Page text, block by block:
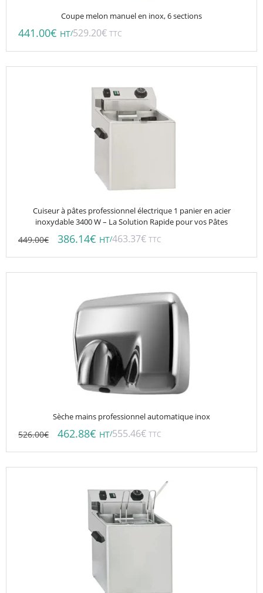
Coupe melon manuel en inox, 6 sections
441.00€ HT/529.20€ TTC
Cuiseur à pâtes professionnel électrique 1 panier en acier
inoxydable 3400 W – La Solution Rapide pour vos Pâtes
449.00€ 386.14€ HT/463.37€ TTC
Sèche mains professionnel automatique inox
526.00€ 462.88€ HT/555.46€ TTC